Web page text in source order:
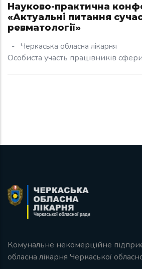
Науково-практична
«Актуальні питання
ревматології»
- Черкаська обласна лікарня
Особиста участь працівників
Комунальне некомерційне
обласна лікарня Черкаської